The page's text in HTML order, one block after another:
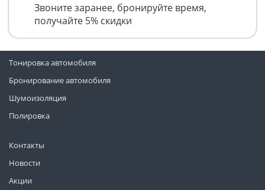
Звоните заранее, бронируйте время,
получайте 5% скидки
Контакты
Новости
Акции
Тонировка автомобиля
Бронирование автомобиля
Шумоизоляция
Полировка